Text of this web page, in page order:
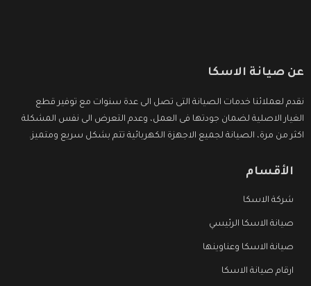
عن صيانة الاسكا
نقدم لعملائنا خدمات الصيانة التى تصل الى عدة سنوات مع توفير قطع
الغيار الاصلية لضمان جودتها فى العمل، وعدم التعرض الى نفس المشكلة
اكثر من مرة، الصيانة لجميع الاجهزة الكهربائية تتم بشكل سريع ومتميز.
الأقسام
شركة الاسكا
صيانة الاسكا الرئيسي
صيانة الاسكا وعناوينها
ارقام صيانة الاسكا